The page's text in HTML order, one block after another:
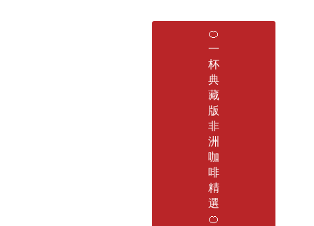
🍊
一
杯
典
藏
版
非
洲
咖
啡
精
選
🍊